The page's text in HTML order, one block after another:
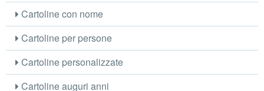
Cartoline con nome
Cartoline per persone
Cartoline personalizzate
Cartoline auguri anni